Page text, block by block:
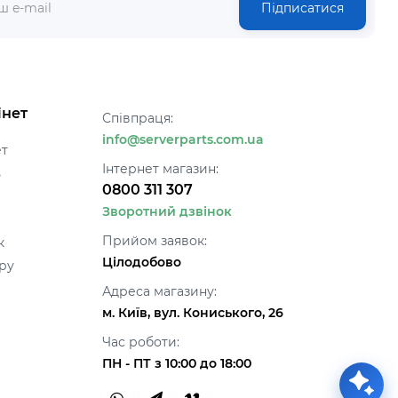
Підписатися
Співпраця:
info@serverparts.com.ua
Інтернет магазин:
0800 311 307
Зворотний дзвінок
Прийом заявок:
Цілодобово
Адреса магазину:
м. Київ, вул. Кониського, 26
Час роботи:
ПН - ПТ з 10:00 до 18:00